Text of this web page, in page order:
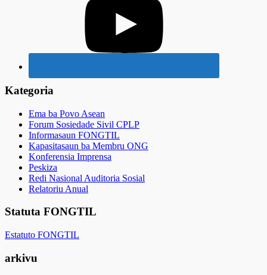
Kategoria
Ema ba Povo Asean
Forum Sosiedade Sivil CPLP
Informasaun FONGTIL
Kapasitasaun ba Membru ONG
Konferensia Imprensa
Peskiza
Redi Nasional Auditoria Sosial
Relatoriu Anual
Statuta FONGTIL
Estatuto FONGTIL
arkivu